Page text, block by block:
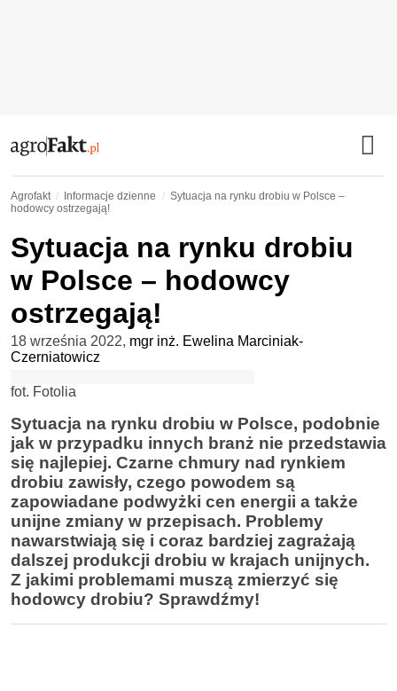
Agrofakt Informacje dzienne
Sytuacja na rynku drobiu w Polsce –
hodowcy ostrzegają!
Sytuacja na rynku drobiu
w Polsce – hodowcy
ostrzegają!
18 września 2022, mgr inż. Ewelina Marciniak-
Czerniatowicz
fot. Fotolia
Sytuacja na rynku drobiu w Polsce, podobnie
jak w przypadku innych branż nie przedstawia
się najlepiej. Czarne chmury nad rynkiem
drobiu zawisły, czego powodem są
zapowiadane podwyżki cen energii a także
unijne zmiany w przepisach. Problemy
nawarstwiają się i coraz bardziej zagrażają
dalszej produkcji drobiu w krajach unijnych.
Z jakimi problemami muszą zmierzyć się
hodowcy drobiu? Sprawdźmy!